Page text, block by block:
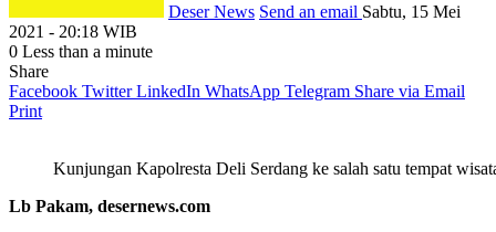
Deser News Send an email Sabtu, 15 Mei
2021 - 20:18 WIB
0 Less than a minute
Share
Facebook Twitter LinkedIn WhatsApp Telegram Share via Email
Print
Kunjungan Kapolresta Deli Serdang ke salah satu tempat
Lb Pakam, desernews.com